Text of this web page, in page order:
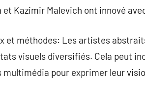
et Kazimir Malevich ont innové
et méthodes: Les artistes
visuels diversifiés. Cela peut
multimédia pour exprimer leur